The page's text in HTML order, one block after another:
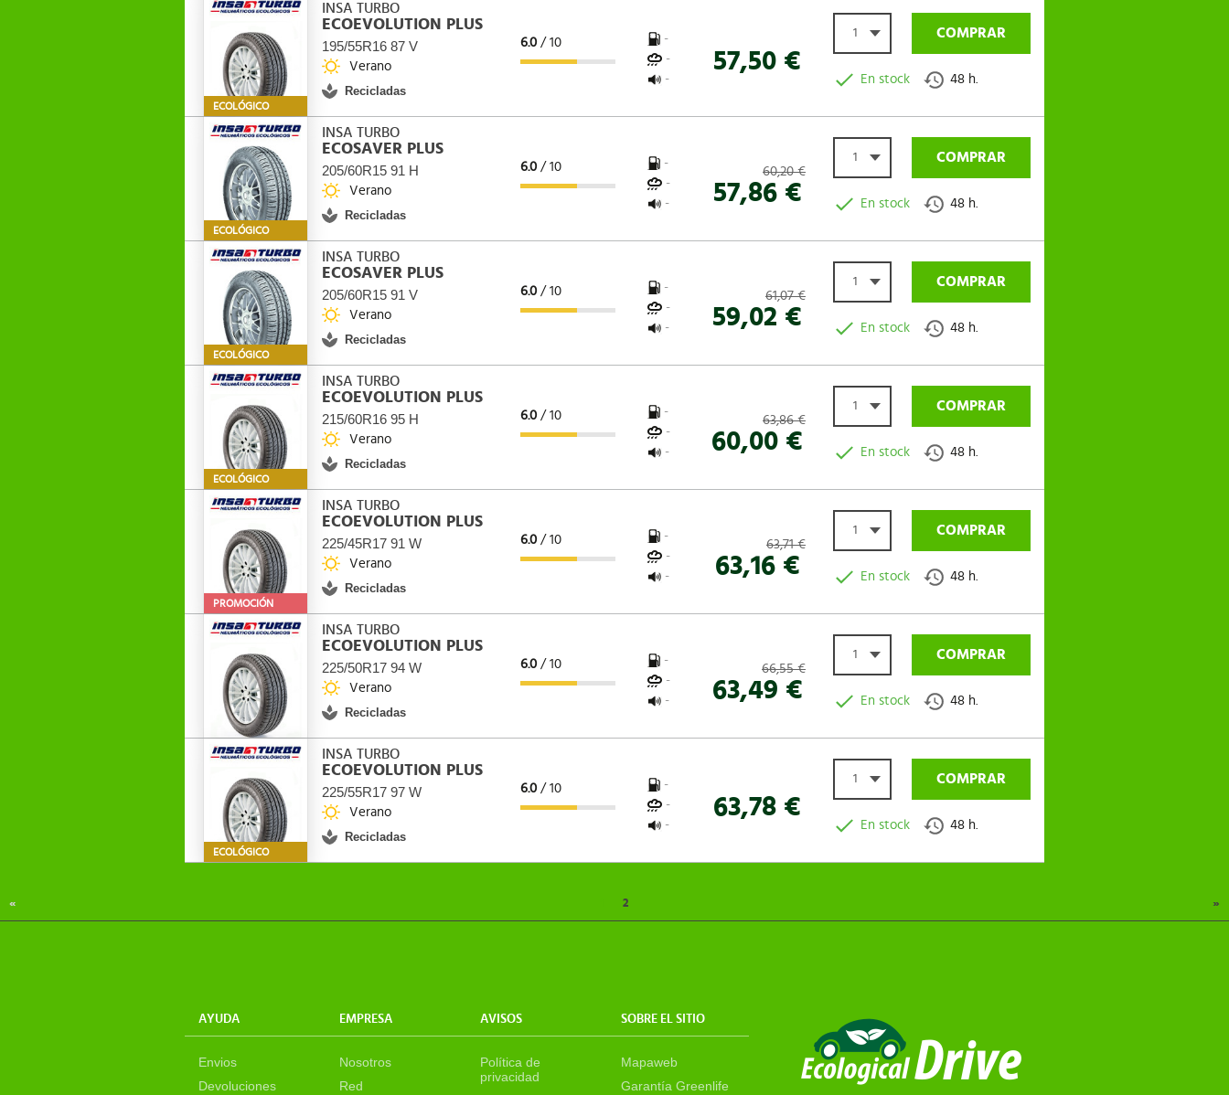
ECOLÓGICO
INSA TURBO
ECOEVOLUTION PLUS
195/55R16 87 V
Verano
Recicladas
6.0/ 10
-
-
-
57,50 €
1 COMPRAR
En stock 48 h.
ECOLÓGICO
INSA TURBO
ECOSAVER PLUS
205/60R15 91 H
Verano
Recicladas
6.0/ 10
-
-
-
60,20 €
57,86 €
1 COMPRAR
En stock 48 h.
ECOLÓGICO
INSA TURBO
ECOSAVER PLUS
205/60R15 91 V
Verano
Recicladas
6.0/ 10
-
-
-
61,07 €
59,02 €
1 COMPRAR
En stock 48 h.
ECOLÓGICO
INSA TURBO
ECOEVOLUTION PLUS
215/60R16 95 H
Verano
Recicladas
6.0/ 10
-
-
-
63,86 €
60,00 €
1 COMPRAR
En stock 48 h.
PROMOCIÓN
INSA TURBO
ECOEVOLUTION PLUS
225/45R17 91 W
Verano
Recicladas
6.0/ 10
-
-
-
63,71 €
63,16 €
1 COMPRAR
En stock 48 h.
INSA TURBO
ECOEVOLUTION PLUS
225/50R17 94 W
Verano
Recicladas
6.0/ 10
-
-
-
66,55 €
63,49 €
1 COMPRAR
En stock 48 h.
ECOLÓGICO
INSA TURBO
ECOEVOLUTION PLUS
225/55R17 97 W
Verano
Recicladas
6.0/ 10
-
-
-
63,78 €
1 COMPRAR
En stock 48 h.
« 2 »
AYUDA EMPRESA AVISOS SOBRE EL SITIO
Envios
Devoluciones
Nosotros
Red
Política de
privacidad
Mapaweb
Garantía Greenlife